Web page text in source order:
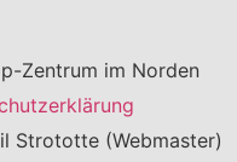
Zentrum im Norden
Strototte (Webmaster)